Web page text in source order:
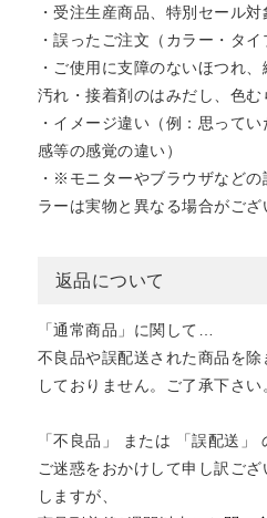
・受注生産商品、特別セール
・誤ったご注文（カラー・タイ
・ご使用に支障のないほつれ
汚れ・接着剤のはみだし、色む
・イメージ違い（例：思って
感等の感覚の違い）
・※モニターやブラウザなど
ラーは実物と異なる場合がござ
返品について
「通常商品」に関して…
不良品や誤配送された商品を
しておりません。ご了承下さい
「不良品」 または 「誤配送」
ご迷惑をおかけして申し訳ご
しますが、